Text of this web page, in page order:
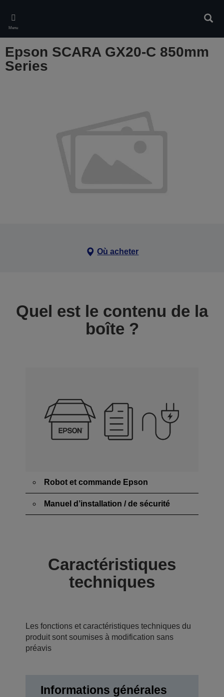
main
content
Menu
Epson SCARA GX20-C 850mm
Series
Où acheter
Quel est le contenu de la
boîte ?
Robot et commande Epson
Manuel d’installation / de sécurité
Caractéristiques
techniques
Les fonctions et caractéristiques techniques du
produit sont soumises à modification sans
préavis
Informations générales